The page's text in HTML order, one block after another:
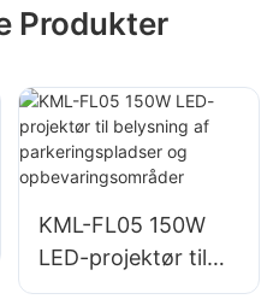
Produkter
KML-FL05 150W
LED-projektør til
belysning af